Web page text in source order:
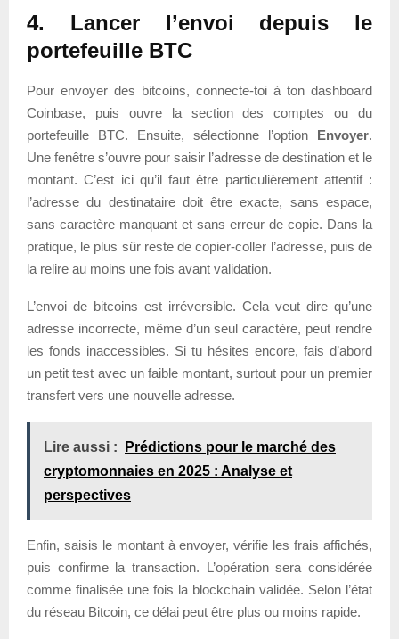
4. Lancer l’envoi depuis le
portefeuille BTC
Pour envoyer des bitcoins, connecte-toi à ton dashboard
Coinbase, puis ouvre la section des comptes ou du
portefeuille BTC. Ensuite, sélectionne l’option Envoyer.
Une fenêtre s’ouvre pour saisir l’adresse de destination et le
montant. C’est ici qu’il faut être particulièrement attentif :
l’adresse du destinataire doit être exacte, sans espace,
sans caractère manquant et sans erreur de copie. Dans la
pratique, le plus sûr reste de copier-coller l’adresse, puis de
la relire au moins une fois avant validation.
L’envoi de bitcoins est irréversible. Cela veut dire qu’une
adresse incorrecte, même d’un seul caractère, peut rendre
les fonds inaccessibles. Si tu hésites encore, fais d’abord
un petit test avec un faible montant, surtout pour un premier
transfert vers une nouvelle adresse.
Lire aussi :
Prédictions pour le marché des
cryptomonnaies en 2025 : Analyse et
perspectives
Enfin, saisis le montant à envoyer, vérifie les frais affichés,
puis confirme la transaction. L’opération sera considérée
comme finalisée une fois la blockchain validée. Selon l’état
du réseau Bitcoin, ce délai peut être plus ou moins rapide.